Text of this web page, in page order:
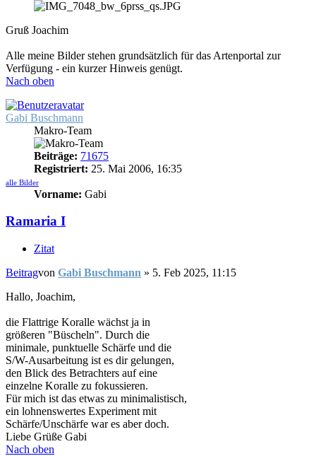
Gruß Joachim
Alle meine Bilder stehen grundsätzlich für das Artenportal zur
Verfügung - ein kurzer Hinweis genügt.
Nach oben
Gabi Buschmann
Makro-Team
Beiträge: 71675
Registriert: 25. Mai 2006, 16:35
alle Bilder
Vorname: Gabi
Ramaria I
Zitat
Beitragvon Gabi Buschmann » 5. Feb 2025, 11:15
Hallo, Joachim,
die Flattrige Koralle wächst ja in
größeren "Büscheln". Durch die
minimale, punktuelle Schärfe und die
S/W-Ausarbeitung ist es dir gelungen,
den Blick des Betrachters auf eine
einzelne Koralle zu fokussieren.
Für mich ist das etwas zu minimalistisch,
ein lohnenswertes Experiment mit
Schärfe/Unschärfe war es aber doch.
Liebe Grüße Gabi
Nach oben